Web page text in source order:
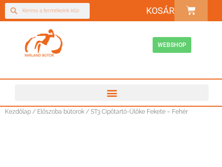
KOSÁR
WEBSHOP
Kezdőlap / Előszoba bútorok / ST3 Cipőtartó-Ülőke Fekete – Fehér